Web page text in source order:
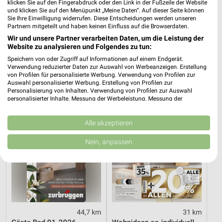
44,7 km
G08_26_Online_ES
Gültig bis Sa. 22.08.
44,7 km
K06_26_Online_ES
Gültig bis Sa. 12.09.
Zurbrüggen
44,7 km
XXXLutz
31 km
klicken Sie auf den Fingerabdruck oder den Link in der Fußzeile der Website
und klicken Sie auf den Menüpunkt „Meine Daten“. Auf dieser Seite können
Sie Ihre Einwilligung widerrufen. Diese Entscheidungen werden unseren
Partnern mitgeteilt und haben keinen Einfluss auf die Browserdaten.
Wir und unsere Partner verarbeiten Daten, um die Leistung der
Website zu analysieren und Folgendes zu tun:
Speichern von oder Zugriff auf Informationen auf einem Endgerät.
Verwendung reduzierter Daten zur Auswahl von Werbeanzeigen. Erstellung
von Profilen für personalisierte Werbung. Verwendung von Profilen zur
Auswahl personalisierter Werbung. Erstellung von Profilen zur
Personalisierung von Inhalten. Verwendung von Profilen zur Auswahl
personalisierter Inhalte. Messung der Werbeleistung. Messung der
Kombinationen von Daten aus verschiedenen Quellen. Entwicklung und
Verbesserung der Angebote. Verwendung reduzierter Daten zur Auswahl
von Inhalten.
Daten können außerhalb der Europäischen Union weitergegeben und in die
Website/App.
Partnerliste anzeigen (1 IAB-Anbieter)
Wir nutzen Ihre Daten für folgende Zwecke:
IAB-Verarbeitungszwecke:
Speichern von oder Zugriff auf Informationen
Alle akzeptieren
Nein, anpassen